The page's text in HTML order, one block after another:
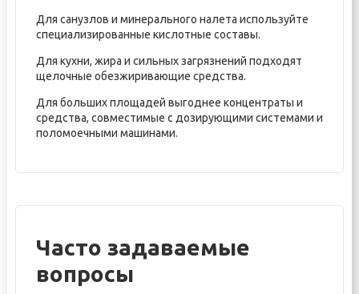
Для санузлов и минерального налета используйте
специализированные кислотные составы.
Для кухни, жира и сильных загрязнений подходят
щелочные обезжиривающие средства.
Для больших площадей выгоднее концентраты и
средства, совместимые с дозирующими системами и
поломоечными машинами.
Часто задаваемые
вопросы